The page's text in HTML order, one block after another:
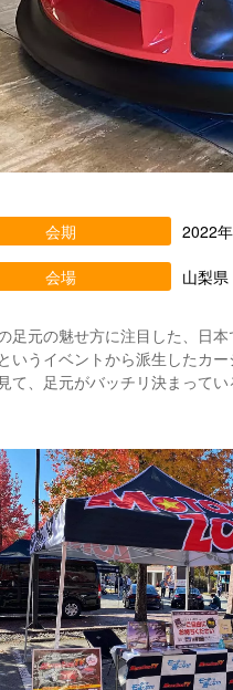
会期 2022
会場 山梨
足元の魅せ方に注目した、日
いうイベントから派生したカ
て、足元がバッチリ決まって